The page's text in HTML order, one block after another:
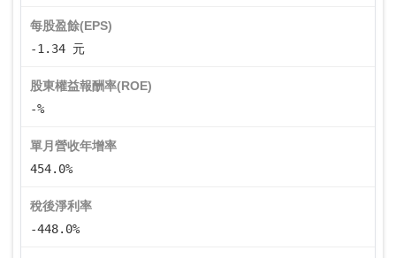
每股盈餘(EPS)
-1.34 元
股東權益報酬率(ROE)
-%
單月營收年增率
454.0%
稅後淨利率
-448.0%